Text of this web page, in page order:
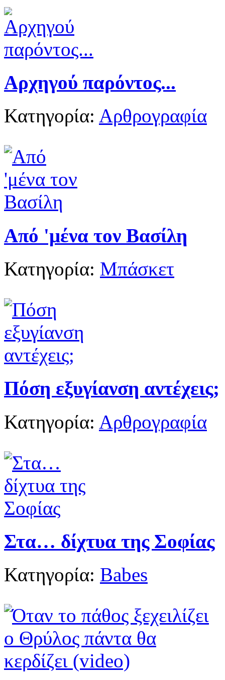
Αρχηγού παρόντος...
Κατηγορία: Αρθρογραφία
Από 'μένα τον Βασίλη
Κατηγορία: Μπάσκετ
Πόση εξυγίανση αντέχεις;
Κατηγορία: Αρθρογραφία
Στα… δίχτυα της Σοφίας
Κατηγορία: Babes